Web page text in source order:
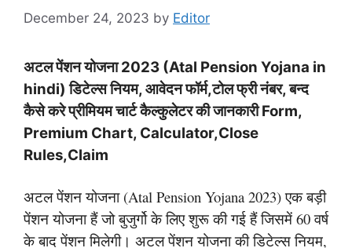
December 24, 2023 by Editor
अटल पेंशन योजना 2023 (Atal Pension Yojana in
hindi) डिटेल्स नियम, आवेदन फॉर्म,टोल फ्री नंबर, बन्द
कैसे करे प्रीमियम चार्ट कैल्कुलेटर की जानकारी Form,
Premium Chart, Calculator,Close
Rules,Claim
अटल पेंशन योजना (Atal Pension Yojana 2023) एक बड़ी
पेंशन योजना हैं जो बुजुर्गो के लिए शुरू की गई हैं जिसमें 60 वर्ष
के बाद पेंशन मिलेगी। अटल पेंशन योजना की डिटेल्स नियम,